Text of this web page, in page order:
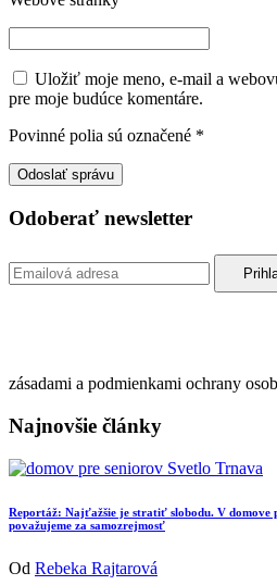
Uložiť moje meno, e-mail a
pre moje budúce komentáre.
Povinné polia sú označené *
Odoberať newsletter
zásadami a podmienkami ochrany
Najnovšie články
Reportáž: Najťažšie je stratiť slobodu. V domove
považujeme za samozrejmosť
Od Rebeka Rajtarová